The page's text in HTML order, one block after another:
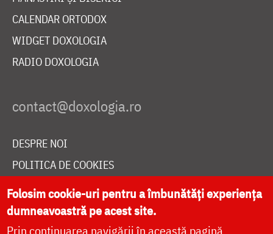
CALENDAR ORTODOX
WIDGET DOXOLOGIA
RADIO DOXOLOGIA
DESPRE NOI
POLITICA DE COOKIES
DONEAZĂ ONLINE PENTRU CATEDRALA NAȚIONALĂ
Folosim cookie-uri pentru a îmbunătăți experiența
dumneavoastră pe acest site.
Prin continuarea navigării în această pagină